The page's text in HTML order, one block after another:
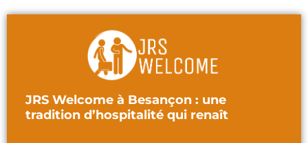
JRS Welcome à Besançon : une
tradition d’hospitalité qui renaît